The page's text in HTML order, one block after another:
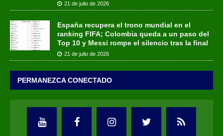
21 de julio de 2026
España recupera el trono mundial en el
ranking FIFA; Colombia queda a un paso del
Top 10 y Messi rompe el silencio tras la final
21 de julio de 2026
PERMANEZCA CONECTADO